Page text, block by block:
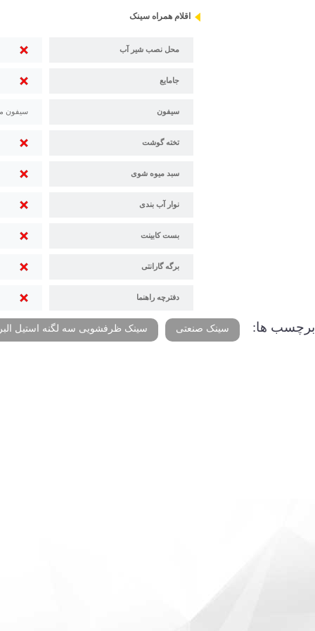
اقلام همراه سینک
محل نصب شیر آب
جامایع
سیفون سیفون
تخته گوشت
سبد میوه شوی
نوار آب بندی
بست کابینت
برگه گارانتی
دفترچه راهنما
برچسب ها: سینک صنعتی سینک ظرفشویی سه لگنه استیل